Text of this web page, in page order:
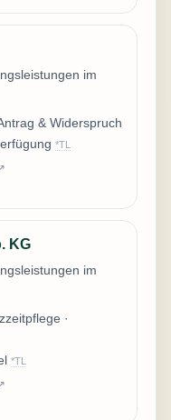
im
& Widerspruch
*TL
KG
im
·
*TL